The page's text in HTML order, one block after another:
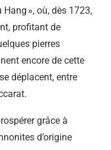
», où, dès 1723,
profitant de
pierres
encore de cette
déplacent, entre
grâce à
d’origine